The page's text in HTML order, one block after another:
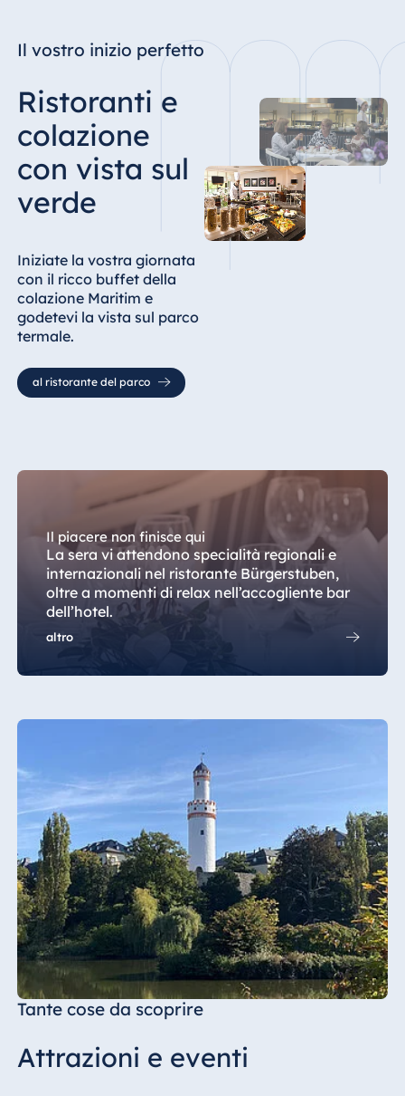
Il vostro inizio perfetto
Ristoranti e
colazione
con vista sul
verde
Iniziate la vostra giornata
con il ricco buffet della
colazione Maritim e
godetevi la vista sul parco
termale.
al ristorante del parco
Il piacere non finisce qui
La sera vi attendono specialità regionali e
internazionali nel ristorante Bürgerstuben,
oltre a momenti di relax nell’accogliente bar
dell’hotel.
altro
Tante cose da scoprire
Attrazioni e eventi